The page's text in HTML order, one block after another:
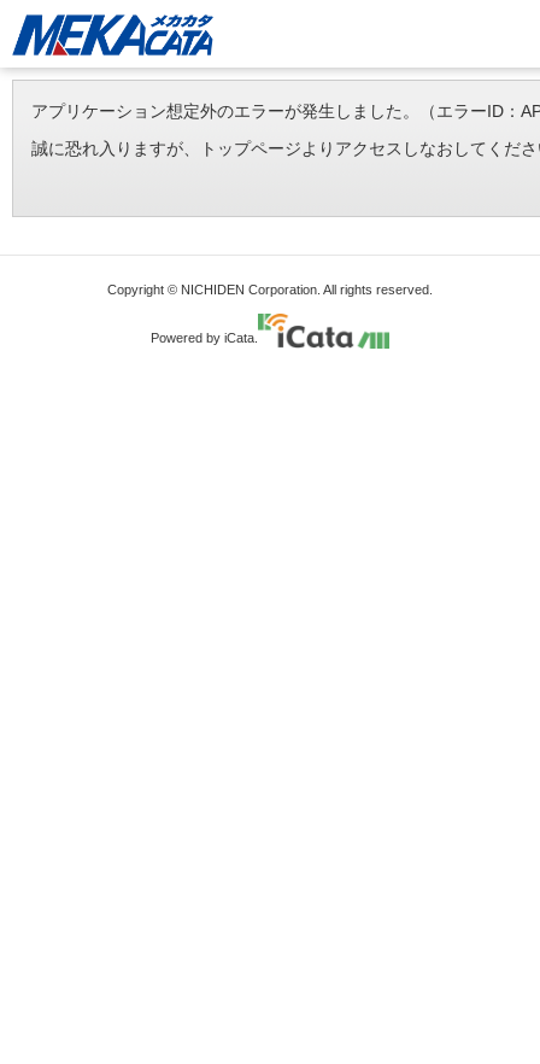
アプリケーション想定外のエラーが発生しました。（エラーID：
誠に恐れ入りますが、トップページよりアクセスしなおしてくだ
Copyright © NICHIDEN Corporation. All rights reserved.
Powered by iCata.